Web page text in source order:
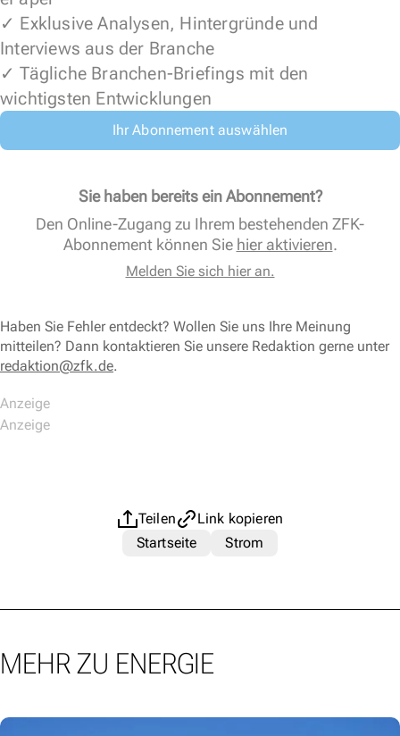
✓ Exklusive Analysen, Hintergründe und
Interviews aus der Branche
✓ Tägliche Branchen-Briefings mit den
wichtigsten Entwicklungen
Ihr Abonnement auswählen
Sie haben bereits ein Abonnement?
Den Online-Zugang zu Ihrem bestehenden ZFK-
Abonnement können Sie hier aktivieren.
Melden Sie sich hier an.
Haben Sie Fehler entdeckt? Wollen Sie uns Ihre Meinung
mitteilen? Dann kontaktieren Sie unsere Redaktion gerne unter
redaktion@zfk.de.
Teilen
Link kopieren
Startseite
Strom
MEHR ZU ENERGIE